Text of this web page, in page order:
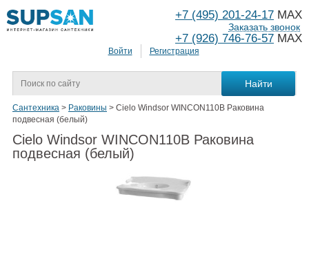
Войти Регистрация
+7 (495) 201-24-17 MAX
+7 (926) 746-76-57 MAX
Заказать звонок
Сантехника > Раковины > Cielo Windsor WINCON110B Раковина
подвесная (белый)
Cielo Windsor WINCON110B Раковина
подвесная (белый)